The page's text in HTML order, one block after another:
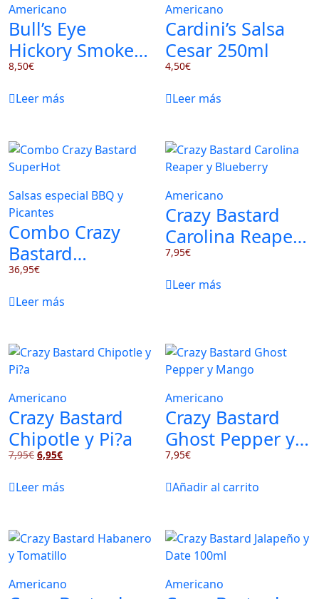
Americano
Bull’s Eye
Hickory Smoke
Sauce (510g)
8,50€
Leer más
Americano
Cardini’s Salsa
Cesar 250ml
4,50€
Leer más
Salsas especial BBQ y
Picantes
Combo Crazy
Bastard
SuperHot
36,95€
Leer más
Americano
Crazy Bastard
Carolina Reaper
y Blueberry
7,95€
Leer más
Americano
Crazy Bastard
Chipotle y Pi?a
7,95€ El
original
6,95€El
actual
Leer más
Americano
Crazy Bastard
Ghost Pepper y
Mango
7,95€
Añadir al carrito
Americano Americano